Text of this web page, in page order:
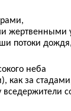
жертвенными
потоки
неба
как за